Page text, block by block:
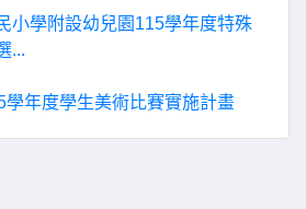
小學附設幼兒園115學年度特殊
...
學年度學生美術比賽實施計畫